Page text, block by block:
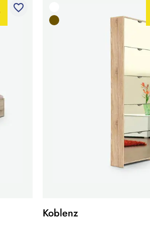
favorite_border
Koblenz